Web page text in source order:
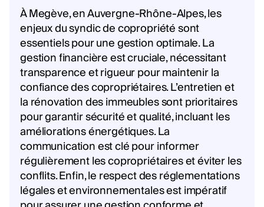
À Megève, en Auvergne-Rhône-Alpes, les
enjeux du syndic de copropriété sont
essentiels pour une gestion optimale. La
gestion financière est cruciale, nécessitant
transparence et rigueur pour maintenir la
confiance des copropriétaires. L’entretien et
la rénovation des immeubles sont prioritaires
pour garantir sécurité et qualité, incluant les
améliorations énergétiques. La
communication est clé pour informer
régulièrement les copropriétaires et éviter les
conflits. Enfin, le respect des réglementations
légales et environnementales est impératif